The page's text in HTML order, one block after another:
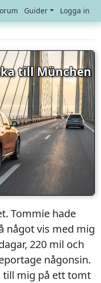
Guider
Logga in
till München
Tommie hade
något vis med mig
220 mil och
någonsin.
till mig på ett tomt